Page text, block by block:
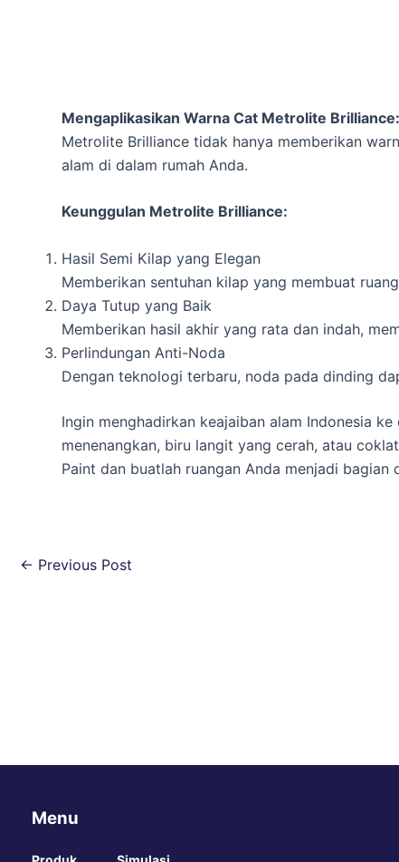
Mengaplikasikan Warna Cat Metrolite Brilliance:
Metrolite Brilliance tidak hanya memberikan
alam di dalam rumah Anda.
Keunggulan Metrolite Brilliance:
Hasil Semi Kilap yang Elegan
Memberikan sentuhan kilap yang membuat
Daya Tutup yang Baik
Memberikan hasil akhir yang rata dan indah,
Perlindungan Anti-Noda
Dengan teknologi terbaru, noda pada dinding
Ingin menghadirkan keajaiban alam Indonesia
menenangkan, biru langit yang cerah, atau
Paint dan buatlah ruangan Anda menjadi
← Previous Post
Menu